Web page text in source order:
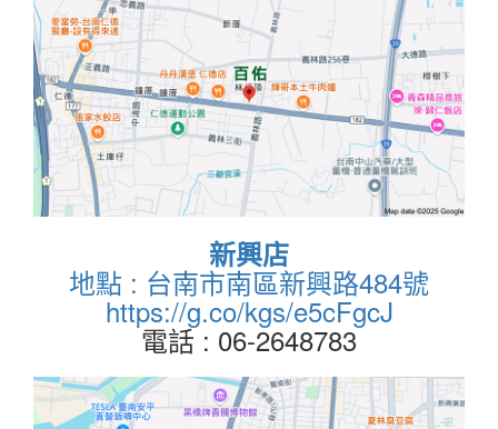
新興店
地點 : 台南市南區新興路484號
https://g.co/kgs/e5cFgcJ
電話 : 06-2648783